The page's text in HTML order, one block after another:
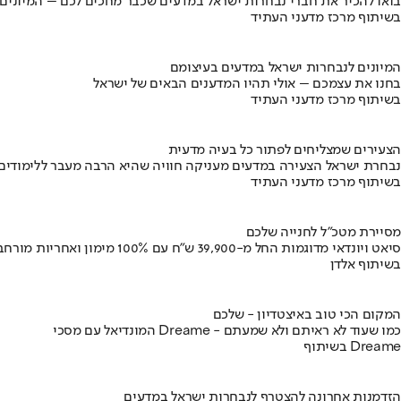
בשיתוף מרכז מדעני העתיד
המיונים לנבחרות ישראל במדעים בעיצומם
בחנו את עצמכם – אולי תהיו המדענים הבאים של ישראל
בשיתוף מרכז מדעני העתיד
הצעירים שמצליחים לפתור כל בעיה מדעית
נבחרת ישראל הצעירה במדעים מעניקה חוויה שהיא הרבה מעבר
בשיתוף מרכז מדעני העתיד
מסיירת מטכ"ל לחנייה שלכם
סיאט ויונדאי מדוגמות החל מ-39,900 ש״ח עם 100% מימון ואחריות מורחבת
בשיתוף אלדן
המקום הכי טוב באיצטדיון - שלכם
המונדיאל עם מסכי Dreame - כמו שעוד לא ראיתם ולא שמעתם
בשיתוף Dreame
הזדמנות אחרונה להצטרף לנבחרות ישראל במדעים